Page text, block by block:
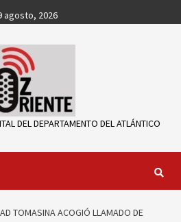
agosto, 2026
DEL DEPARTAMENTO DEL ATLÁNTICO
TOMASINA ACOGIÓ LLAMADO DE